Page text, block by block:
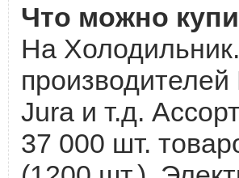
Что можно
На
Jura и т.д.
37 000 шт.